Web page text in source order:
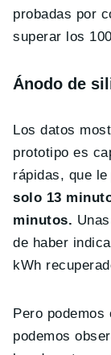
probadas por
superar los
Ánodo de
Los datos
prototipo es
rápidas, que
solo 13
minutos.
de haber
kWh
Pero
podemos